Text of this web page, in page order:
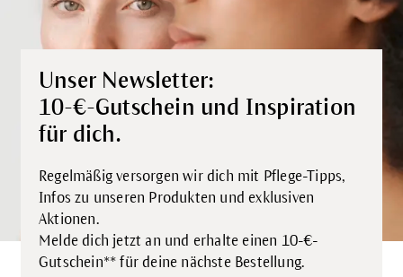
Unser Newsletter:
10-€-Gutschein und Inspiration
für dich.
Regelmäßig versorgen wir dich mit Pflege-Tipps,
Infos zu unseren Produkten und exklusiven
Aktionen.
Melde dich jetzt an und erhalte einen 10-€-
Gutschein** für deine nächste Bestellung.